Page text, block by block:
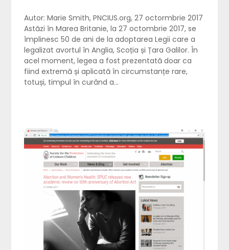
Autor: Marie Smith, PNCIUS.org, 27 octormbrie 2017
Astăzi în Marea Britanie, la 27 octombrie 2017, se
împlinesc 50 de ani de la adoptarea Legii care a
legalizat avortul în Anglia, Scoția și Țara Galilor. În
acel moment, legea a fost prezentată doar ca
fiind extremă și aplicată în circumstanțe rare,
totuși, timpul în curând a…